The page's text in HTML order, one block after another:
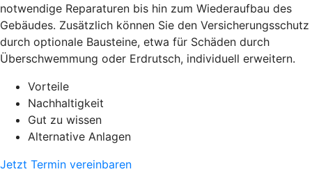
notwendige Reparaturen bis hin zum Wiederaufbau des
Gebäudes. Zusätzlich können Sie den Versicherungsschutz
durch optionale Bausteine, etwa für Schäden durch
Überschwemmung oder Erdrutsch, individuell erweitern.
Vorteile
Nachhaltigkeit
Gut zu wissen
Alternative Anlagen
Jetzt Termin vereinbaren